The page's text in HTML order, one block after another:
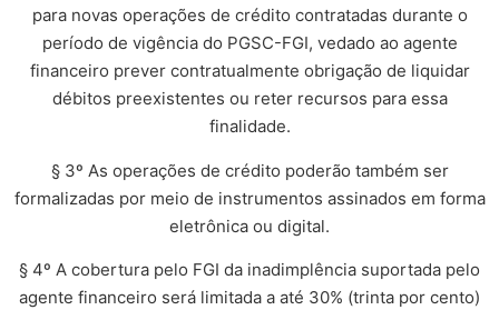
para novas operações de crédito contratadas durante o
período de vigência do PGSC-FGI, vedado ao agente
financeiro prever contratualmente obrigação de liquidar
débitos preexistentes ou reter recursos para essa
finalidade.
§ 3º As operações de crédito poderão também ser
formalizadas por meio de instrumentos assinados em forma
eletrônica ou digital.
§ 4º A cobertura pelo FGI da inadimplência suportada pelo
agente financeiro será limitada a até 30% (trinta por cento)